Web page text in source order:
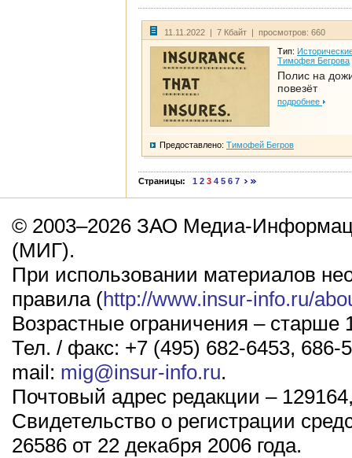
11.11.2022 | 7 Кбайт | просмотров: 660
Тип:
Тимофея Бегрова
Полис на
повезёт
подробнее
Предоставлено: Тимофей Бегров
Страницы: 1 2 3 4 5 6 7
© 2003–2026 ЗАО Медиа-
(МИГ).
При использовании материалов
правила (http://www.insur-info.ru/
Возрастные ограничения – старше
Тел. / факс: +7 (495) 682-6453, 686-
mail: mig@insur-info.ru.
Почтовый адрес редакции –
Свидетельство о регистрации
26586 от 22 декабря 2006 года.